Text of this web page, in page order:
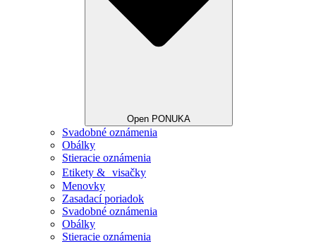
Open PONUKA
Svadobné oznámenia
Obálky
Stieracie oznámenia
Etikety & visačky
Menovky
Zasadací poriadok
Svadobné oznámenia
Obálky
Stieracie oznámenia